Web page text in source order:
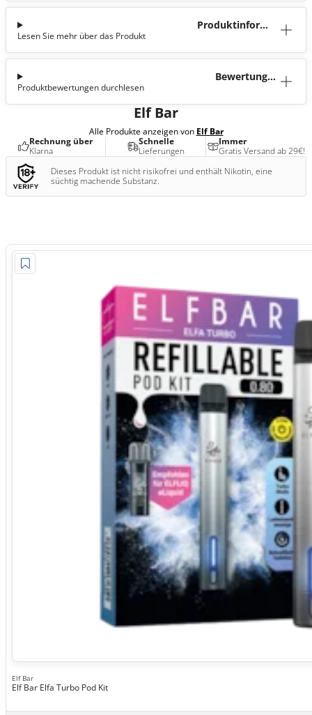
Produktinforma
Lesen Sie mehr über das Produkt
Bewertunge
Produktbewertungen durchlesen
Elf Bar
Alle Produkte anzeigen von Elf Bar
Rechnung über
Klarna
Schnelle
Lieferungen
Immer
Gratis Versand ab 29€!
Dieses Produkt ist nicht risikofrei und enthält Nikotin, eine
süchtig machende Substanz.
Elf Bar
Elf Bar Elfa Turbo Pod Kit